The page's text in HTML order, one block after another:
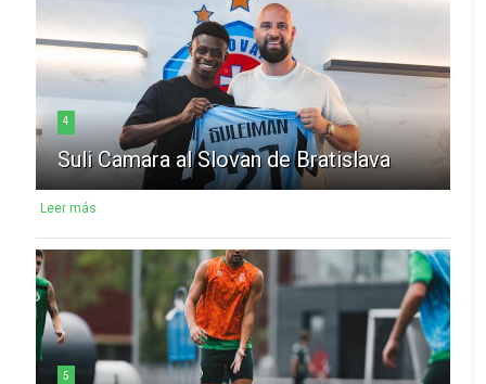
4
Suli Camara al Slovan de Bratislava
Leer más
5